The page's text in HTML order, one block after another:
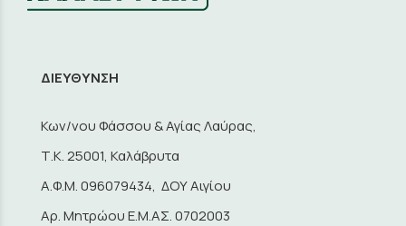
ΔΙΕΥΘΥΝΣΗ
Κων/νου Φάσσου & Αγίας Λαύρας,
Τ.Κ. 25001, Καλάβρυτα
A.Φ.Μ. 096079434, ΔΟΥ Αιγίου
Αρ. Μητρώου Ε.Μ.ΑΣ. 0702003